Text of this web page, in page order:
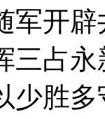
军开
三占
少胜